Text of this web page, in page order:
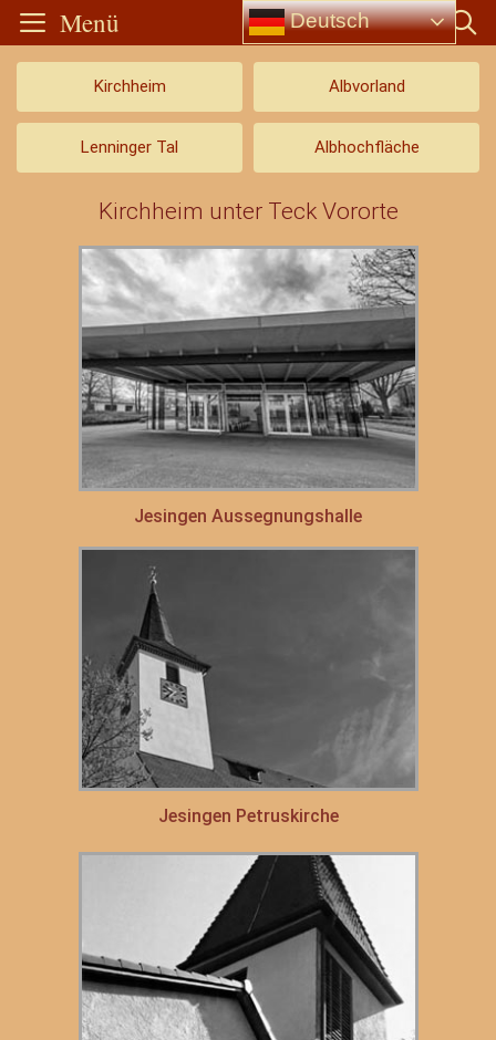
Menü
Kirchheim Albvorland
Lenninger Tal Albhochfläche
Kirchheim unter Teck Vororte
Jesingen Aussegnungshalle
Jesingen Petruskirche
Deutsch